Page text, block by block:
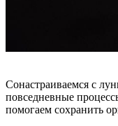
Сонастраиваемся с
повседневные
помогаем сохранить